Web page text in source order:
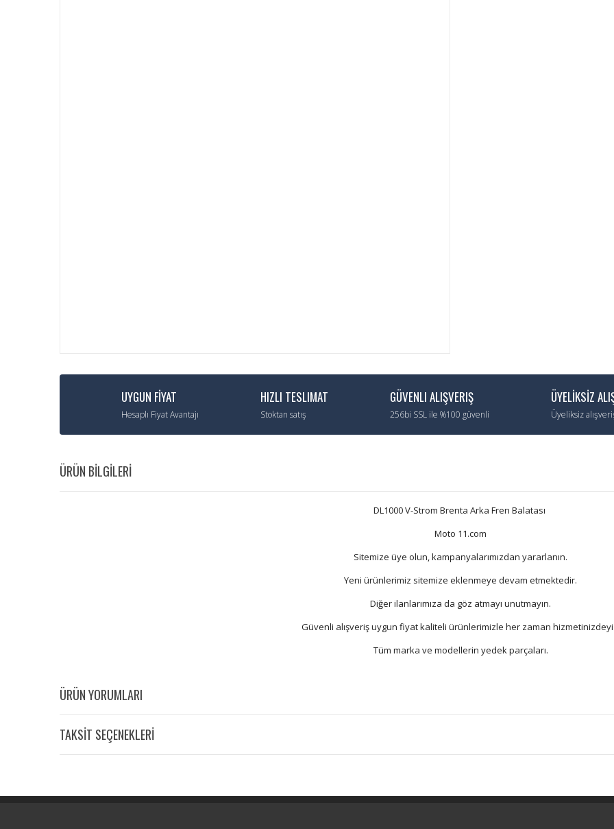
UYGUN FİYAT
Hesaplı Fiyat Avantajı
HIZLI TESLIMAT
Stoktan satış
GÜVENLI ALIŞVERIŞ
256bi SSL ile %100 güvenli
ÜYELİKSİZ
Üyeliksiz
ÜRÜN BİLGİLERİ
DL1000 V-Strom Brenta Arka Fren Balatası
Moto 11.com
Sitemize üye olun, kampanyalarımızdan yararlanın.
Yeni ürünlerimiz sitemize eklenmeye devam etmektedir.
Diğer ilanlarımıza da göz atmayı unutmayın.
Güvenli alışveriş uygun fiyat kaliteli ürünlerimizle her zaman
Tüm marka ve modellerin yedek parçaları.
ÜRÜN YORUMLARI
TAKSİT SEÇENEKLERİ